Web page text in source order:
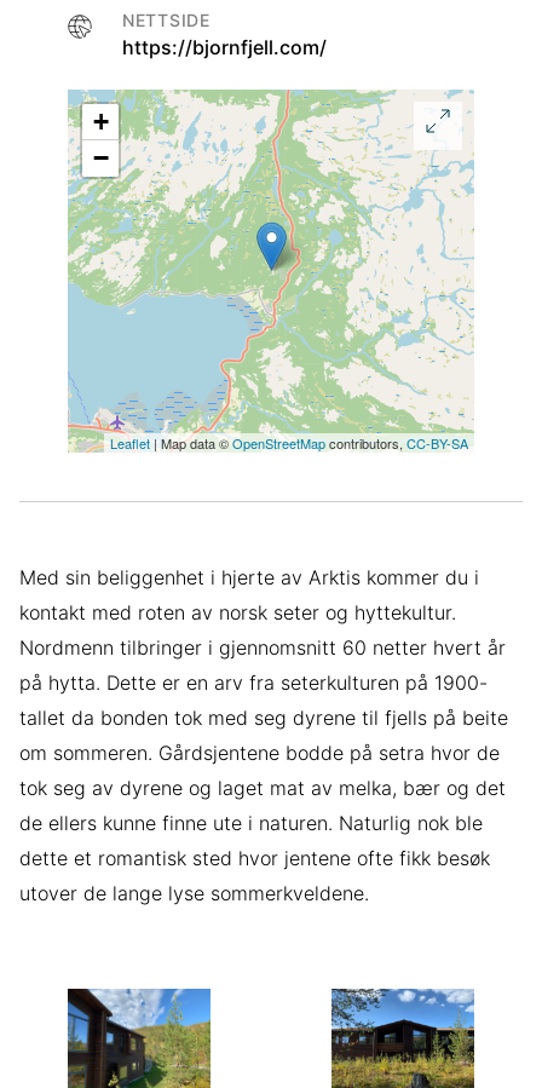
NETTSIDE
https://bjornfjell.com/
+
−
Leaflet | Map data ©OpenStreetMapcontributors,CC-BY-SA
Med sin beliggenhet i hjerte av Arktis kommer du i
kontakt med roten av norsk seter og hyttekultur.
Nordmenn tilbringer i gjennomsnitt 60 netter hvert år
på hytta. Dette er en arv fra seterkulturen på 1900-
tallet da bonden tok med seg dyrene til fjells på beite
om sommeren. Gårdsjentene bodde på setra hvor de
tok seg av dyrene og laget mat av melka, bær og det
de ellers kunne finne ute i naturen. Naturlig nok ble
dette et romantisk sted hvor jentene ofte fikk besøk
utover de lange lyse sommerkveldene.